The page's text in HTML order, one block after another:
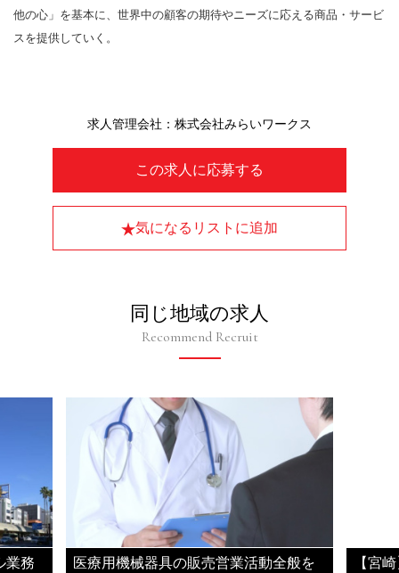
他の⼼」を基本に、世界中の顧客の期待やニーズに応える商品・サービ
スを提供していく。
この求人に応募する
気になるリストに追加
求人管理会社：株式会社みらいワークス
同じ地域の求人
Recommend Recruit
業務
医療用機械器具の販売営業活動全般を
【宮